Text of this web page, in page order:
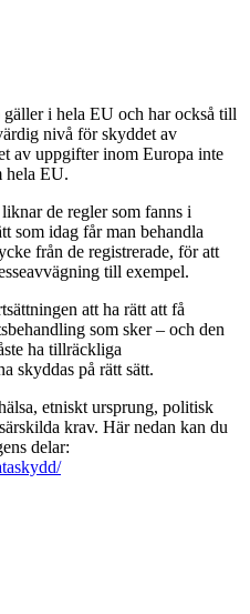
i hela EU och har också till
nivå för skyddet av
av uppgifter inom Europa inte
hela EU.
de regler som fanns i
som idag får man behandla
från de registrerade, för att
till exempel.
att ha rätt att få
som sker – och den
ha tillräckliga
skyddas på rätt sätt.
etniskt ursprung, politisk
krav. Här nedan kan du
delar: